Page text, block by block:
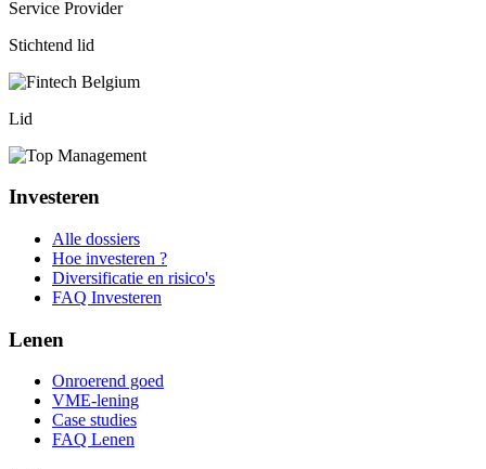
Service Provider
Stichtend lid
Lid
Investeren
Alle dossiers
Hoe investeren ?
Diversificatie en risico's
FAQ Investeren
Lenen
Onroerend goed
VME-lening
Case studies
FAQ Lenen